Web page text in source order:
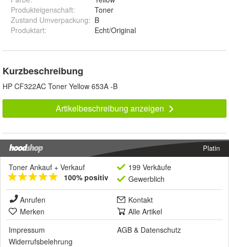
Produkteigenschaft:
Toner
Zustand Umverpackung: B
Produktart: Echt/Original
Kurzbeschreibung
HP CF322AC Toner Yellow 653A -B
Artikelbeschreibung anzeigen
Platin
Toner Ankauf + Verkauf
100% positiv
199 Verkäufe
Gewerblich
Anrufen
Kontakt
Merken
Alle Artikel
Impressum
AGB & Datenschutz
Widerrufsbelehrung